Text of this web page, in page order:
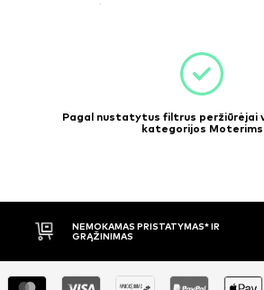
Pagal nustatytus filtrus peržiūrėjai
kategorijos Moterims
APMOKĖJIMAS